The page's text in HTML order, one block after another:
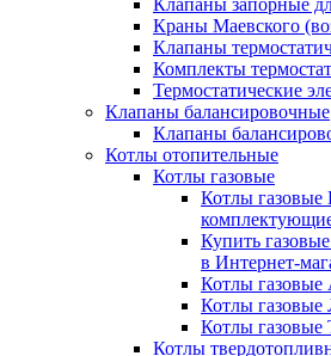
Клапаны запорные
Краны Маевского
Клапаны
Комплекты
Термостатические
Клапаны балансировочные
Клапаны
Котлы отопительные
Котлы газовые
Котлы
Купить
в Интернет-
Котлы
Котлы газовые
Котлы
Котлы